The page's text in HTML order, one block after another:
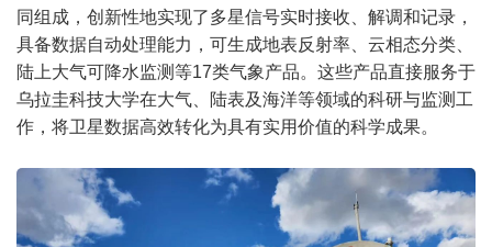
同组成，创新性地实现了多星信号实时接收、解调和记录，
具备数据自动处理能力，可生成地表反射率、云相态分类、
陆上大气可降水监测等17类气象产品。这些产品直接服务于
乌拉圭科技大学在大气、陆表及海洋等领域的科研与监测工
作，将卫星数据高效转化为具有实用价值的科学成果。